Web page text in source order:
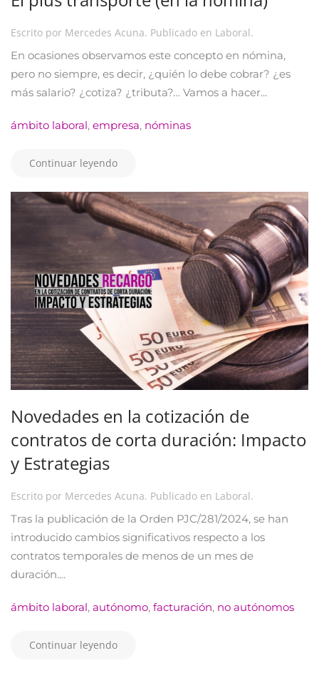
Escrito por Mercedes Acuna. Publicado en Laboral.
En ocasiones observamos este concepto en nómina,
pero no siempre, es decir, ¿quién lo debe cobrar? ¿es
más salario? ¿cotiza? ¿tributa?… Vamos a hacer...
ámbito laboral, empresa, nóminas
Continuar leyendo
Novedades en la cotización de
contratos de corta duración: Impacto
y Estrategias
Escrito por Mercedes Acuna. Publicado en Laboral.
Tras la publicación de la Orden PJC/281/2024, se han
introducido cambios significativos respecto a los
contratos temporales de menos de un mes de
duración....
ámbito laboral, autónomo, facturación, no autónomos
Continuar leyendo